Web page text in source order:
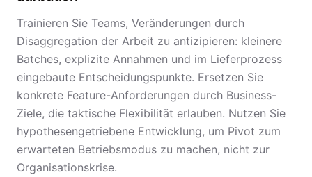
Trainieren Sie Teams, Veränderungen durch
Disaggregation der Arbeit zu antizipieren: kleinere
Batches, explizite Annahmen und im Lieferprozess
eingebaute Entscheidungspunkte. Ersetzen Sie
konkrete Feature-Anforderungen durch Business-
Ziele, die taktische Flexibilität erlauben. Nutzen Sie
hypothesengetriebene Entwicklung, um Pivot zum
erwarteten Betriebsmodus zu machen, nicht zur
Organisationskrise.